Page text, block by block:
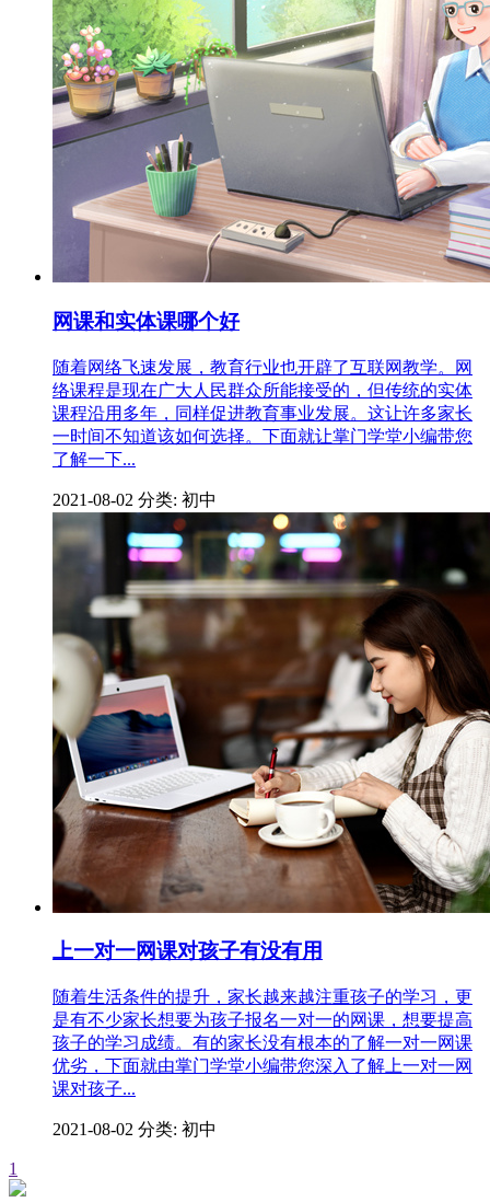
网课和实体课哪个好
随着网络飞速发展，教育行业也开辟了互联网教学。网
络课程是现在广大人民群众所能接受的，但传统的实体
课程沿用多年，同样促进教育事业发展。这让许多家长
一时间不知道该如何选择。下面就让掌门学堂小编带您
了解一下...
2021-08-02 分类: 初中
上一对一网课对孩子有没有用
随着生活条件的提升，家长越来越注重孩子的学习，更
是有不少家长想要为孩子报名一对一的网课，想要提高
孩子的学习成绩。有的家长没有根本的了解一对一网课
优劣，下面就由掌门学堂小编带您深入了解上一对一网
课对孩子...
2021-08-02 分类: 初中
1